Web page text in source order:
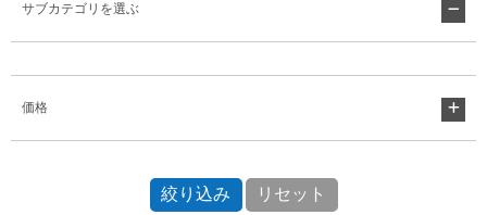
サブカテゴリを選ぶ
価格